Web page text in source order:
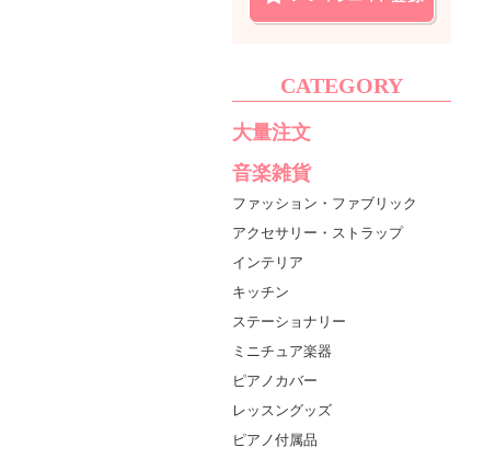
CATEGORY
大量注文
音楽雑貨
ファッション・ファブリック
アクセサリー・ストラップ
インテリア
キッチン
ステーショナリー
ミニチュア楽器
ピアノカバー
レッスングッズ
ピアノ付属品